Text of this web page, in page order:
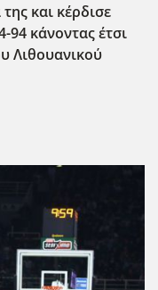
και κέρδισε
94 κάνοντας έτσι
Λιθουανικού